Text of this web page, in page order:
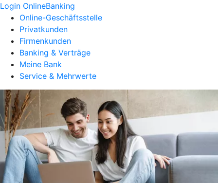
Login OnlineBanking
Online-Geschäftsstelle
Privatkunden
Firmenkunden
Banking & Verträge
Meine Bank
Service & Mehrwerte